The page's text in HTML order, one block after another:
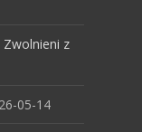
Zwolnieni z
05-14